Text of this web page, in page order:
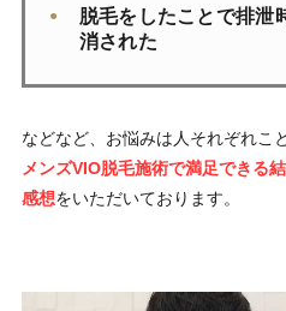
脱毛をしたことで排泄
消された
などなど、お悩みは人それぞれこ
メンズVIO脱毛施術で満足できる
感想をいただいております。